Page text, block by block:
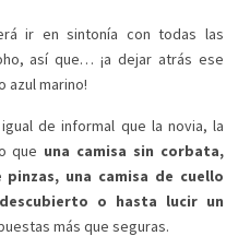
ir en sintonía con todas las
así que… ¡a dejar atrás ese
azul marino!
de informal que la novia, la
que una camisa sin corbata,
una camisa de cuello
o hasta lucir un
más que seguras.